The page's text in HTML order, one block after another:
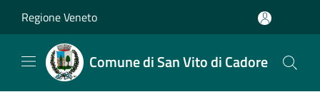
Regione Veneto
Comune di San Vito di Cadore